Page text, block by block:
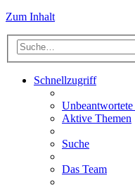
Zum Inhalt
Schnellzugriff
Unbeantwortete
Aktive Themen
Suche
Das Team